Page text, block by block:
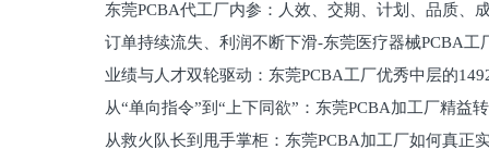
东莞PCBA代工厂内参：人效、交期、计划、品质
维锁客法则
订单持续流失、利润不断下滑-东莞医疗器械PCBA工
理死穴必须堵住
业绩与人才双轮驱动：东莞PCBA工厂优秀中层的
从“单向指令”到“上下同欲”：东莞PCBA加工厂精益
关键从救火队长到甩手掌柜：东莞PCBA加工厂如何真正